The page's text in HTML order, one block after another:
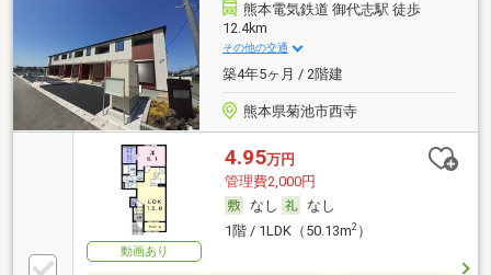
熊本電気鉄道 御代志駅 徒歩
12.4km
その他の交通
築4年5ヶ月 / 2階建
熊本県菊池市西寺
動画あり
4.95万円
管理費2,000円
なし
なし
1階 / 1LDK（50.13m2）